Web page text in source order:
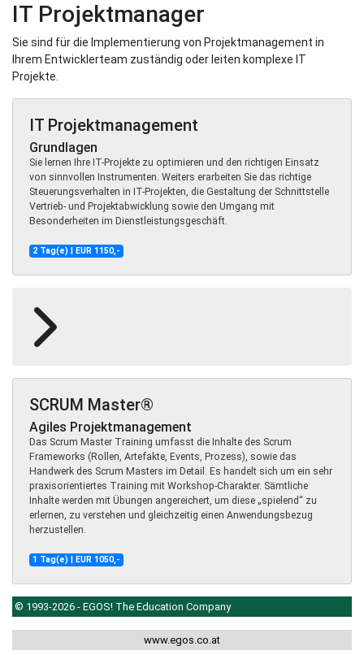
IT Projektmanager
Sie sind für die Implementierung von Projektmanagement in
Ihrem Entwicklerteam zuständig oder leiten komplexe IT
Projekte.
IT Projektmanagement
Grundlagen
Sie lernen Ihre IT-Projekte zu optimieren und den richtigen Einsatz
von sinnvollen Instrumenten. Weiters erarbeiten Sie das richtige
Steuerungsverhalten in IT-Projekten, die Gestaltung der Schnittstelle
Vertrieb- und Projektabwicklung sowie den Umgang mit
Besonderheiten im Dienstleistungsgeschäft.
2 Tag(e) | EUR 1150,-
SCRUM Master®
Agiles Projektmanagement
Das Scrum Master Training umfasst die Inhalte des Scrum
Frameworks (Rollen, Artefakte, Events, Prozess), sowie das
Handwerk des Scrum Masters im Detail. Es handelt sich um ein sehr
praxisorientiertes Training mit Workshop-Charakter. Sämtliche
Inhalte werden mit Übungen angereichert, um diese „spielend“ zu
erlernen, zu verstehen und gleichzeitig einen Anwendungsbezug
herzustellen.
1 Tag(e) | EUR 1050,-
© 1993-2026 - EGOS! The Education Company
www.egos.co.at